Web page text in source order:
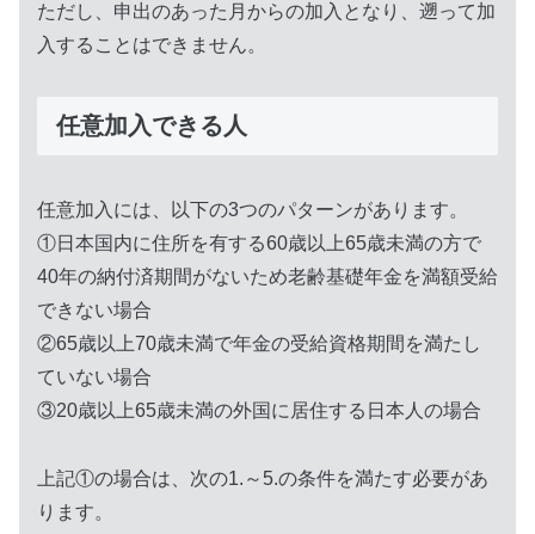
ただし、申出のあった月からの加入となり、遡って加
入することはできません。
任意加入できる人
任意加入には、以下の3つのパターンがあります。
①日本国内に住所を有する60歳以上65歳未満の方で
40年の納付済期間がないため老齢基礎年金を満額受給
できない場合
②65歳以上70歳未満で年金の受給資格期間を満たし
ていない場合
③20歳以上65歳未満の外国に居住する日本人の場合
上記①の場合は、次の1.～5.の条件を満たす必要があ
ります。